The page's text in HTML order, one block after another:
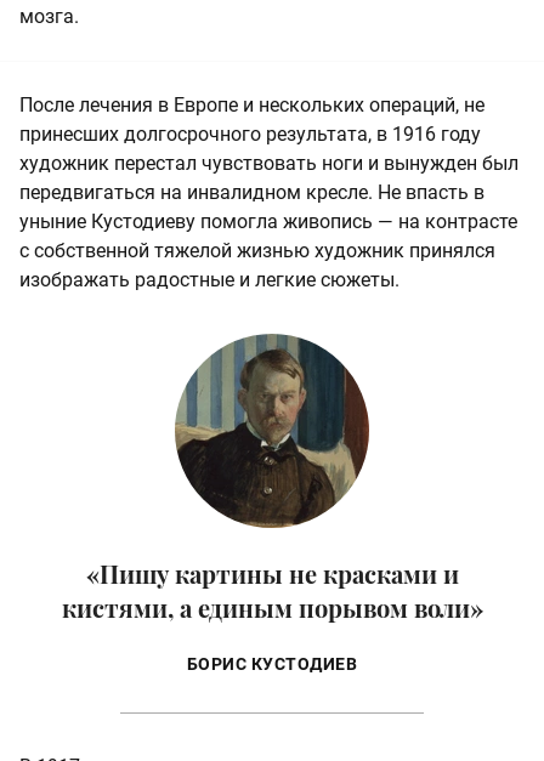
мозга.
После лечения в Европе и нескольких операций, не
принесших долгосрочного результата, в 1916 году
художник перестал чувствовать ноги и вынужден был
передвигаться на инвалидном кресле. Не впасть в
уныние Кустодиеву помогла живопись — на контрасте
с собственной тяжелой жизнью художник принялся
изображать радостные и легкие сюжеты.
«Пишу картины не красками и
кистями, а единым порывом воли»
БОРИС КУСТОДИЕВ